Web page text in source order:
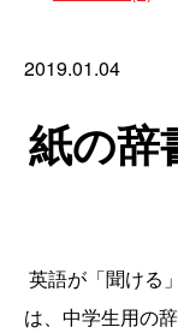
2019.01.04
紙の辞
英語が「聞ける
は、中学生用の